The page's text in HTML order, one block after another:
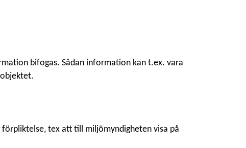
bifogas. Sådan information kan t.ex. vara
förpliktelse, tex att till miljömyndigheten visa på